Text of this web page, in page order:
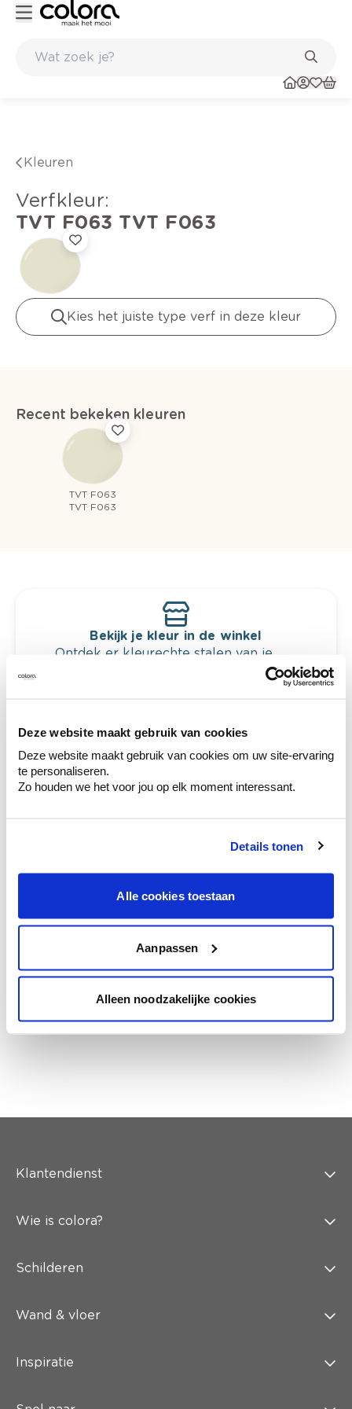
Deze website maakt gebruik van cookies
Deze website maakt gebruik van cookies om uw site-ervaring
te personaliseren.
Zo houden we het voor jou op elk moment interessant.
Details tonen
Alle cookies toestaan
Aanpassen
Alleen noodzakelijke cookies
Kleuren
verfkleur:
TVT F063 TVT F063
Kies het juiste type verf in deze kleur
Recent bekeken kleuren
TVT F063
TVT F063
Bekijk je kleur in de winkel
Ontdek er kleurechte stalen van je
Krijg persoonlijk advies om kleuren te
combineren.
Kleuradvies aan huis
en je meubels.
Krijg ineens een technologische check-up
van je muren.
Klantendienst
Wie is colora?
Schilderen
Wand & vloer
Inspiratie